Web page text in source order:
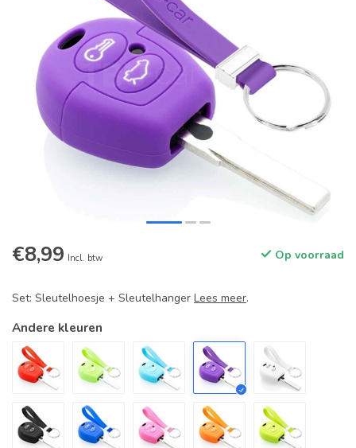
€8,99 Incl. btw Op voorraad
Set: Sleutelhoesje + Sleutelhanger Lees meer.
Andere kleuren